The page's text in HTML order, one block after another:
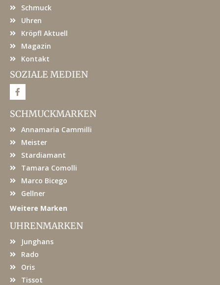
Schmuck
Uhren
Kröpfl Aktuell
Magazin
Kontakt
SOZIALE MEDIEN
F
a
e
b
o
SCHMUCKMARKEN
Annamaria Cammilli
Meister
Stardiamant
Tamara Comolli
Marco Bicego
Gellner
Weitere Marken
UHRENMARKEN
Junghans
Rado
Oris
Tissot